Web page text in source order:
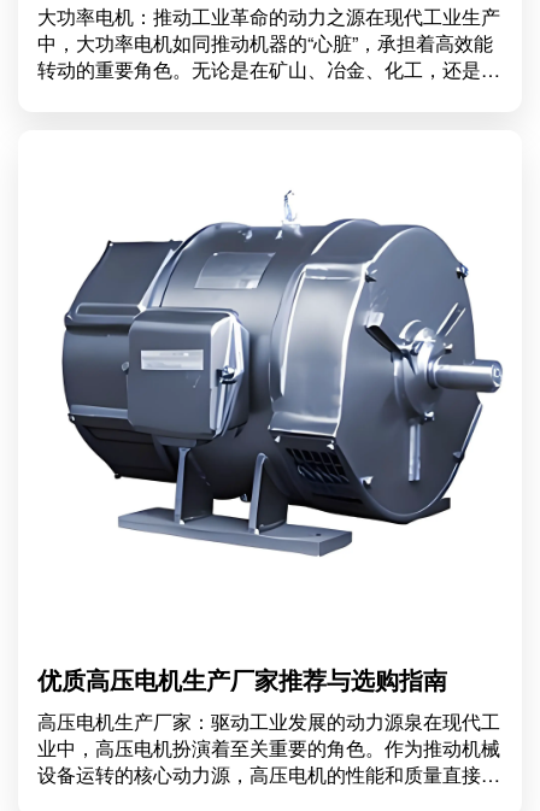
大功率电机：推动工业革命的动力之源在现代工业生产
中，大功率电机如同推动机器的“心脏”，承担着高效能
转动的重要角色。无论是在矿山、冶金、化工，还是在
优质高压电机生产厂家推荐与选购指南
高压电机生产厂家：驱动工业发展的动力源泉在现代工
业中，高压电机扮演着至关重要的角色。作为推动机械
设备运转的核心动力源，高压电机的性能和质量直接影